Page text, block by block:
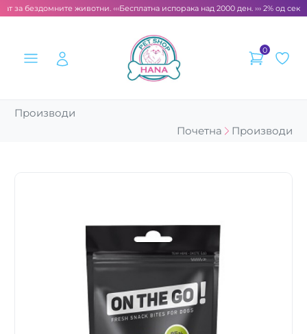
за бездомните животни. ‹‹‹Бесплатна испорака над 2000 ден. ››› 2% од
0
Производи
Почетна
Производи